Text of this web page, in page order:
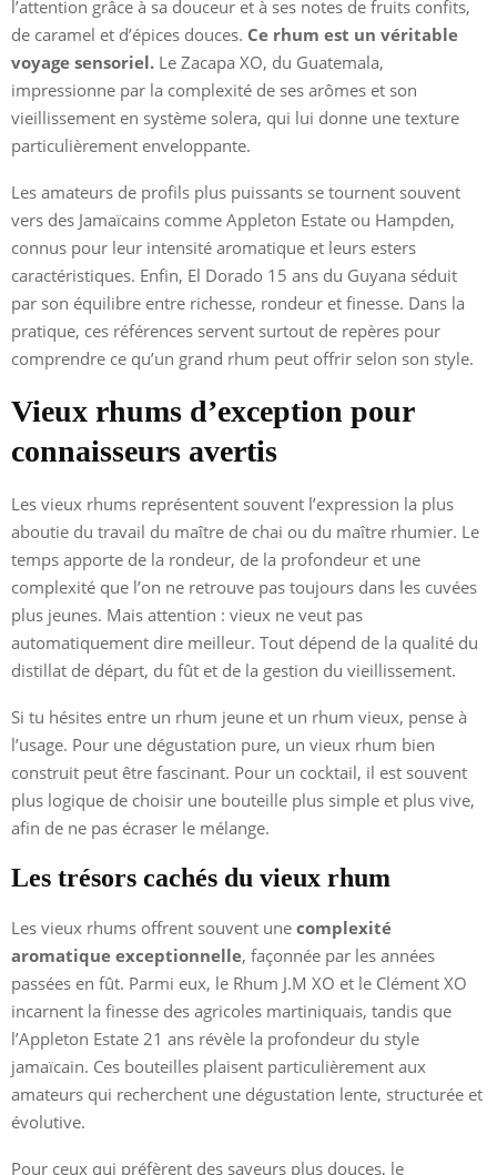
l’attention grâce à sa douceur et à ses notes de fruits confits,
de caramel et d’épices douces. Ce rhum est un véritable
voyage sensoriel. Le Zacapa XO, du Guatemala,
impressionne par la complexité de ses arômes et son
vieillissement en système solera, qui lui donne une texture
particulièrement enveloppante.
Les amateurs de profils plus puissants se tournent souvent
vers des Jamaïcains comme Appleton Estate ou Hampden,
connus pour leur intensité aromatique et leurs esters
caractéristiques. Enfin, El Dorado 15 ans du Guyana séduit
par son équilibre entre richesse, rondeur et finesse. Dans la
pratique, ces références servent surtout de repères pour
comprendre ce qu’un grand rhum peut offrir selon son style.
Vieux rhums d’exception pour
connaisseurs avertis
Les vieux rhums représentent souvent l’expression la plus
aboutie du travail du maître de chai ou du maître rhumier. Le
temps apporte de la rondeur, de la profondeur et une
complexité que l’on ne retrouve pas toujours dans les cuvées
plus jeunes. Mais attention : vieux ne veut pas
automatiquement dire meilleur. Tout dépend de la qualité du
distillat de départ, du fût et de la gestion du vieillissement.
Si tu hésites entre un rhum jeune et un rhum vieux, pense à
l’usage. Pour une dégustation pure, un vieux rhum bien
construit peut être fascinant. Pour un cocktail, il est souvent
plus logique de choisir une bouteille plus simple et plus vive,
afin de ne pas écraser le mélange.
Les trésors cachés du vieux rhum
Les vieux rhums offrent souvent une complexité
aromatique exceptionnelle, façonnée par les années
passées en fût. Parmi eux, le Rhum J.M XO et le Clément XO
incarnent la finesse des agricoles martiniquais, tandis que
l’Appleton Estate 21 ans révèle la profondeur du style
jamaïcain. Ces bouteilles plaisent particulièrement aux
amateurs qui recherchent une dégustation lente, structurée et
évolutive.
Pour ceux qui préfèrent des saveurs plus douces, le